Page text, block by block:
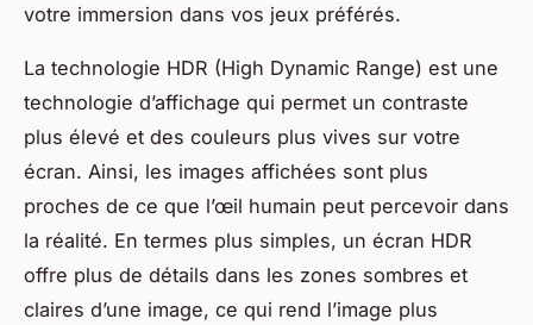
votre immersion dans vos jeux préférés.
La technologie HDR (High Dynamic Range) est une
technologie d’affichage qui permet un contraste
plus élevé et des couleurs plus vives sur votre
écran. Ainsi, les images affichées sont plus
proches de ce que l’œil humain peut percevoir dans
la réalité. En termes plus simples, un écran HDR
offre plus de détails dans les zones sombres et
claires d’une image, ce qui rend l’image plus